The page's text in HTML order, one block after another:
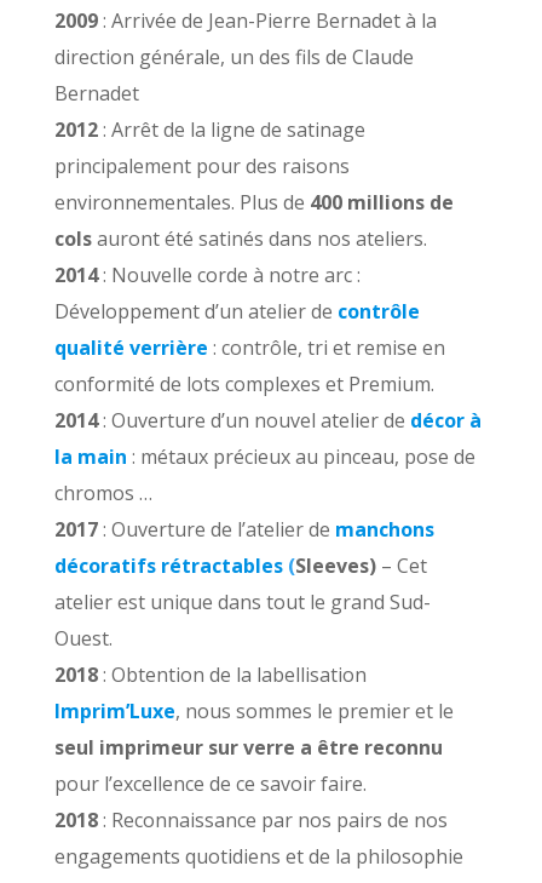
2009: Arrivée de Jean-Pierre Bernadet à la
direction générale, un des fils de Claude
Bernadet
2012: Arrêt de la ligne de satinage
principalement pour des raisons
environnementales. Plus de 400 millions de
colsauront été satinés dans nos ateliers.
2014: Nouvelle corde à notre arc :
Développement d’un atelier de contrôle
qualité verrière : contrôle, tri et remise en
conformité de lots complexes et Premium.
2014: Ouverture d’un nouvel atelier de décor à
la main : métaux précieux au pinceau, pose de
chromos …
2017: Ouverture de l’atelier de manchons
décoratifs rétractables(Sleeves) – Cet
atelier est unique dans tout le grand Sud-
Ouest.
2018: Obtention de la labellisation
Imprim’Luxe, nous sommes le premier et le
seul imprimeur sur verre a être reconnu
pour l’excellence de ce savoir faire.
2018: Reconnaissance par nos pairs de nos
engagements quotidiens et de la philosophie